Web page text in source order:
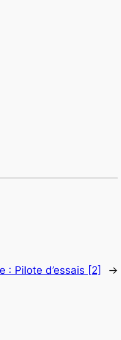
: Pilote d’essais [2] →